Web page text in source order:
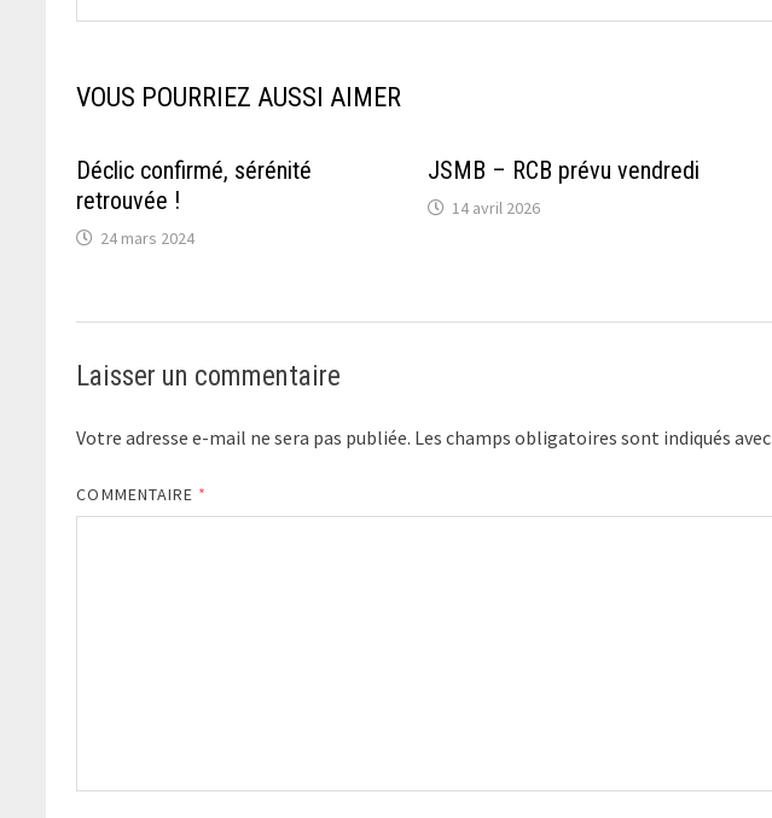
VOUS POURRIEZ AUSSI AIMER
Déclic confirmé, sérénité
retrouvée !
24 mars 2024
JSMB – RCB prévu vendredi
14 avril 2026
Laisser un commentaire
Votre adresse e-mail ne sera pas publiée. Les champs obligatoires sont indiqués avec
COMMENTAIRE *